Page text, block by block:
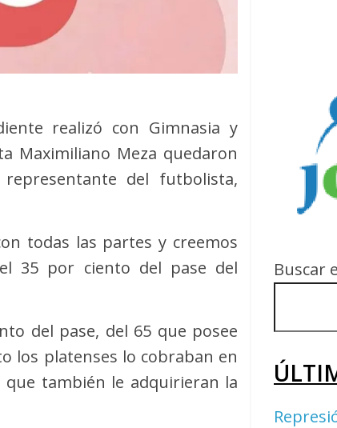
realizó con Gimnasia y
Maximiliano Meza quedaron
del futbolista,
todas las partes y creemos
35 por ciento del pase del
del pase, del 65 que posee
los platenses lo cobraban en
también le adquirieran la
Buscar